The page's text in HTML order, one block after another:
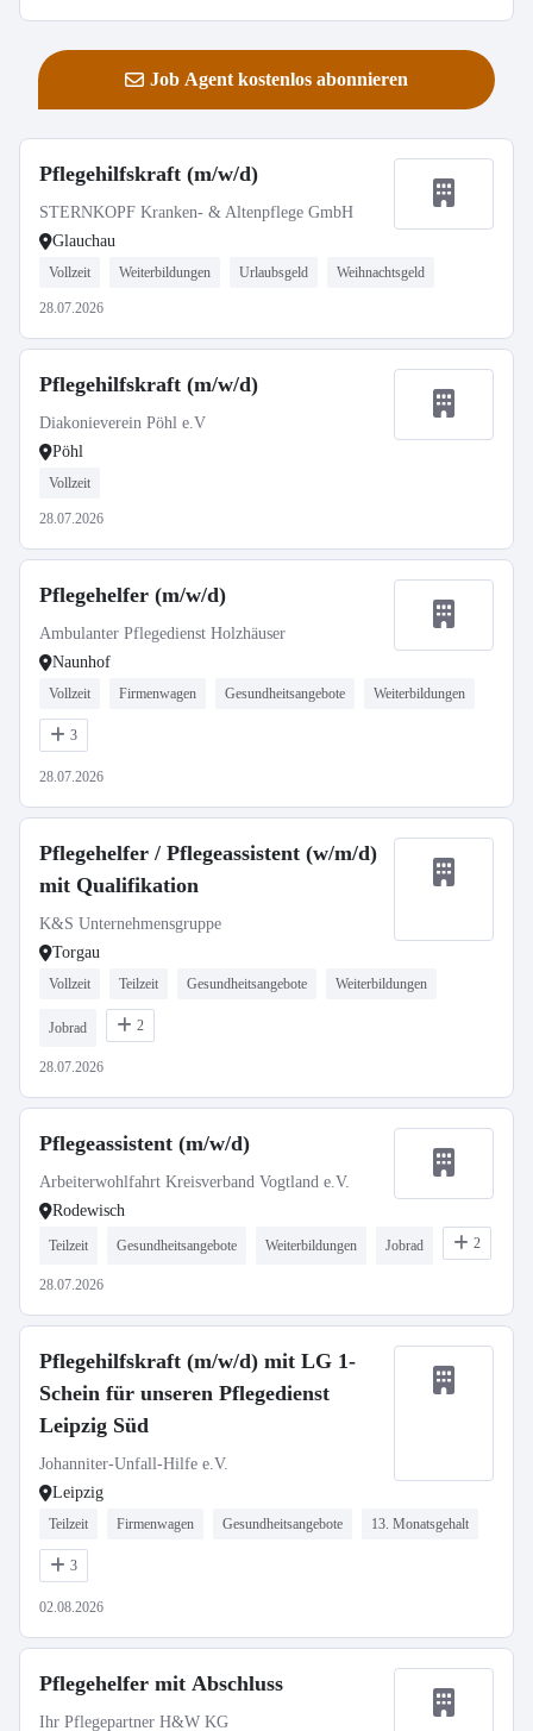
Job Agent kostenlos abonnieren
Pflegehilfskraft (m/w/d)
STERNKOPF Kranken- & Altenpflege GmbH
Glauchau
Vollzeit Weiterbildungen Urlaubsgeld Weihnachtsgeld
28.07.2026
Pflegehilfskraft (m/w/d)
Diakonieverein Pöhl e.V
Pöhl
Vollzeit
28.07.2026
Pflegehelfer (m/w/d)
Ambulanter Pflegedienst Holzhäuser
Naunhof
Vollzeit Firmenwagen Gesundheitsangebote Weiterbildungen
3
28.07.2026
Pflegehelfer / Pflegeassistent (w/m/d)
mit Qualifikation
K&S Unternehmensgruppe
Torgau
Vollzeit Teilzeit Gesundheitsangebote Weiterbildungen
Jobrad 2
28.07.2026
Pflegeassistent (m/w/d)
Arbeiterwohlfahrt Kreisverband Vogtland e.V.
Rodewisch
Teilzeit Gesundheitsangebote Weiterbildungen Jobrad 2
28.07.2026
Pflegehilfskraft (m/w/d) mit LG 1-
Schein für unseren Pflegedienst
Leipzig Süd
Johanniter-Unfall-Hilfe e.V.
Leipzig
Teilzeit Firmenwagen Gesundheitsangebote 13. Monatsgehalt
3
02.08.2026
Pflegehelfer mit Abschluss
Ihr Pflegepartner H&W KG